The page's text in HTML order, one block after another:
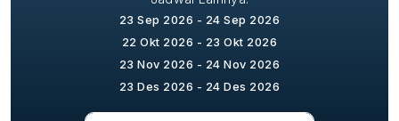
23 Sep 2026 - 24 Sep 2026
22 Okt 2026 - 23 Okt 2026
23 Nov 2026 - 24 Nov 2026
23 Des 2026 - 24 Des 2026